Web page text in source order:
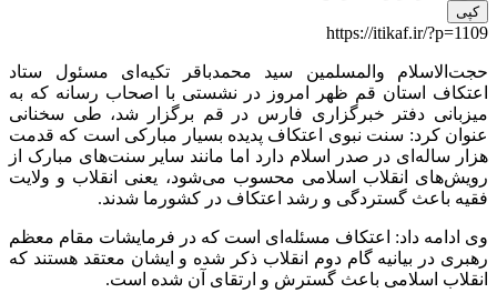
کپی
https://itikaf.ir/?p=1109
حجت‌الاسلام والمسلمین سید محمدباقر تکیه‌ای مسئول ستاد
اعتکاف استان قم ظهر امروز در نشستی با اصحاب رسانه که به
میزبانی دفتر خبرگزاری فارس در قم برگزار شد، طی سخنانی
عنوان کرد: سنت نبوی اعتکاف پدیده بسیار مبارکی است که قدمت
هزار ساله‌‌ای در صدر اسلام دارد اما مانند سایر سنت‌های مبارک از
رویش‌های انقلاب اسلامی محسوب می‌شود، یعنی انقلاب و ولایت
فقیه باعث گستردگی و رشد اعتکاف در کشورما شدند.
وی ادامه داد: اعتکاف مسئله‌ای است که در فرمایشات مقام معظم
رهبری در بیانیه گام دوم انقلاب ذکر شده و ایشان معتقد هستند که
انقلاب اسلامی باعث گسترش و ارتقای آن شده است.